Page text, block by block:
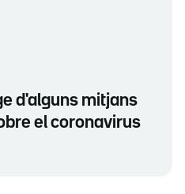
d'alguns mitjans
el coronavirus